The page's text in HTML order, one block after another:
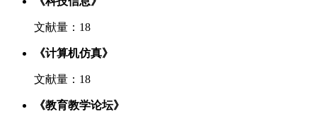
文献量：18
《计算机仿真》
文献量：18
《教育教学论坛》